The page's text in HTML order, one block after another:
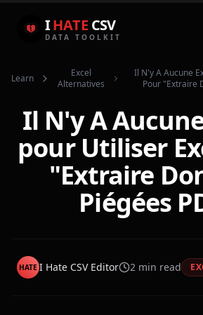
IHATE CSV
DATA TOOLKIT
Learn
Excel
Alternatives
Il N'y A Aucune
Pour "extraire
Il N'y A
pour Utiliser
"Extraire
Piégées
HATE I Hate CSV Editor 2 min read